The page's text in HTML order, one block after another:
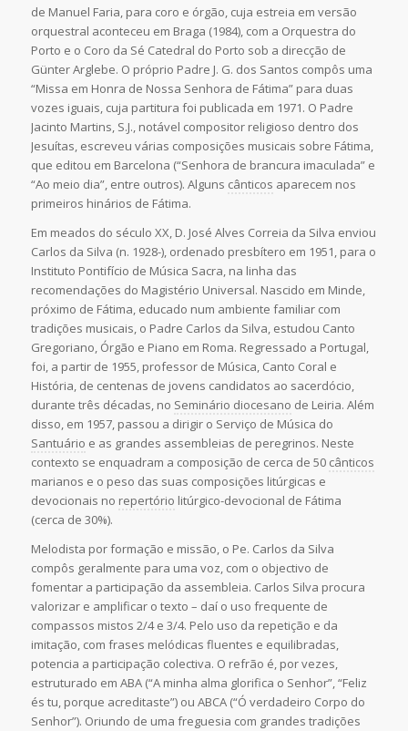
de Manuel Faria, para coro e órgão, cuja estreia em versão
orquestral aconteceu em Braga (1984), com a Orquestra do
Porto e o Coro da Sé Catedral do Porto sob a direcção de
Günter Arglebe. O próprio Padre J. G. dos Santos compôs uma
“Missa em Honra de Nossa Senhora de Fátima” para duas
vozes iguais, cuja partitura foi publicada em 1971. O Padre
Jacinto Martins, S.J., notável compositor religioso dentro dos
Jesuítas, escreveu várias composições musicais sobre Fátima,
que editou em Barcelona (“Senhora de brancura imaculada” e
“Ao meio dia”, entre outros). Alguns cânticos aparecem nos
primeiros hinários de Fátima.
Em meados do século XX, D. José Alves Correia da Silva enviou
Carlos da Silva (n. 1928-), ordenado presbítero em 1951, para o
Instituto Pontifício de Música Sacra, na linha das
recomendações do Magistério Universal. Nascido em Minde,
próximo de Fátima, educado num ambiente familiar com
tradições musicais, o Padre Carlos da Silva, estudou Canto
Gregoriano, Órgão e Piano em Roma. Regressado a Portugal,
foi, a partir de 1955, professor de Música, Canto Coral e
História, de centenas de jovens candidatos ao sacerdócio,
durante três décadas, no Seminário diocesano de Leiria. Além
disso, em 1957, passou a dirigir o Serviço de Música do
Santuário e as grandes assembleias de peregrinos. Neste
contexto se enquadram a composição de cerca de 50 cânticos
marianos e o peso das suas composições litúrgicas e
devocionais no repertório litúrgico-devocional de Fátima
(cerca de 30%).
Melodista por formação e missão, o Pe. Carlos da Silva
compôs geralmente para uma voz, com o objectivo de
fomentar a participação da assembleia. Carlos Silva procura
valorizar e amplificar o texto – daí o uso frequente de
compassos mistos 2/4 e 3/4. Pelo uso da repetição e da
imitação, com frases melódicas fluentes e equilibradas,
potencia a participação colectiva. O refrão é, por vezes,
estruturado em ABA (“A minha alma glorifica o Senhor”, “Feliz
és tu, porque acreditaste”) ou ABCA (“Ó verdadeiro Corpo do
Senhor”). Oriundo de uma freguesia com grandes tradições